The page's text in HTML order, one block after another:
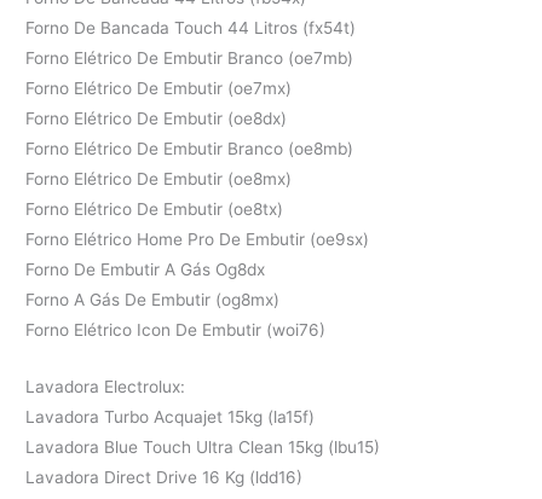
Forno De Bancada Touch 44 Litros (fx54t)
Forno Elétrico De Embutir Branco (oe7mb)
Forno Elétrico De Embutir (oe7mx)
Forno Elétrico De Embutir (oe8dx)
Forno Elétrico De Embutir Branco (oe8mb)
Forno Elétrico De Embutir (oe8mx)
Forno Elétrico De Embutir (oe8tx)
Forno Elétrico Home Pro De Embutir (oe9sx)
Forno De Embutir A Gás Og8dx
Forno A Gás De Embutir (og8mx)
Forno Elétrico Icon De Embutir (woi76)
Lavadora Electrolux:
Lavadora Turbo Acquajet 15kg (la15f)
Lavadora Blue Touch Ultra Clean 15kg (lbu15)
Lavadora Direct Drive 16 Kg (ldd16)